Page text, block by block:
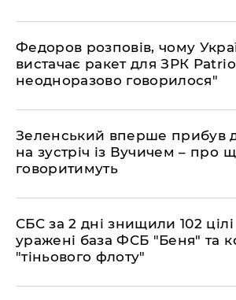
​Федоров розповів, чому
вистачає ракет для ЗРК
неодноразово говорилося"
​Зеленський вперше прибув
на зустріч із Вучичем – про
говоритимуть
​СБС за 2 дні знищили 102
уражені база ФСБ "Беня" та
"тіньового флоту"